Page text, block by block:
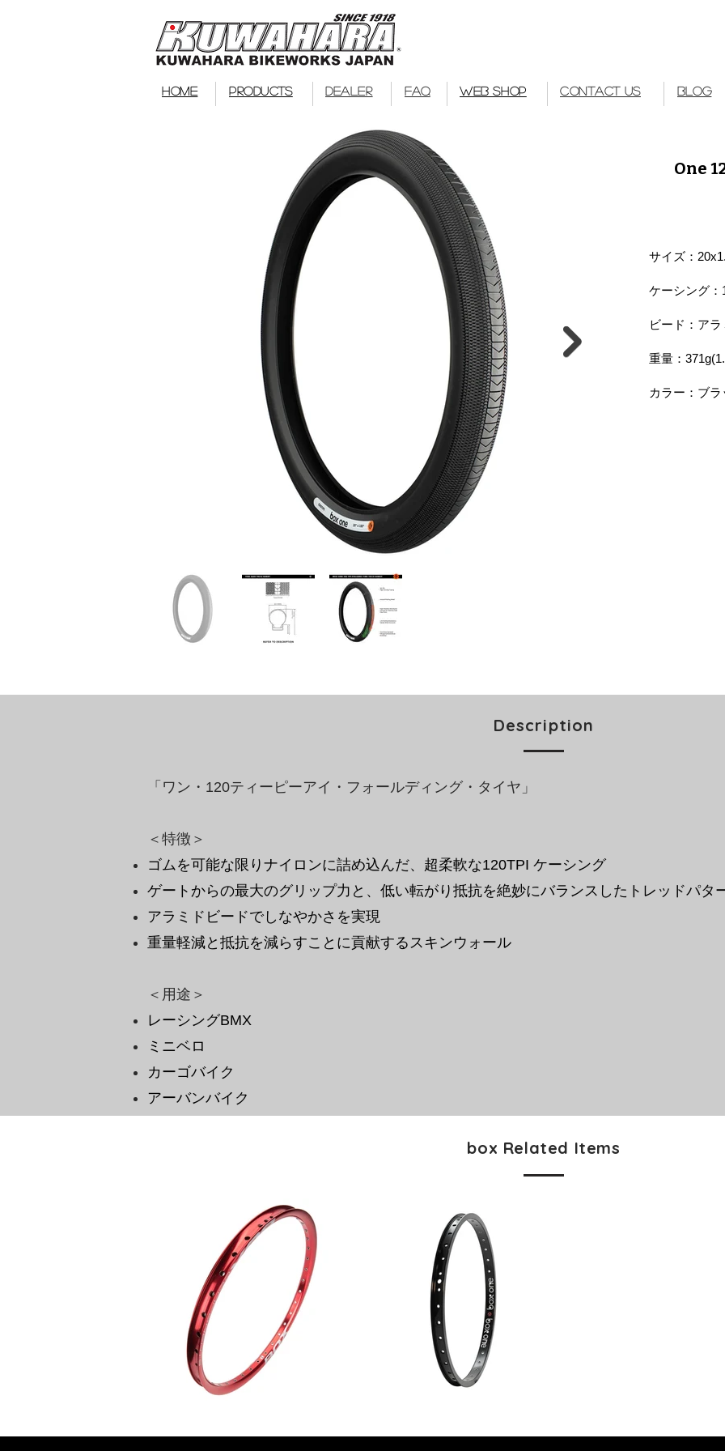
HOME PRODUCTS DEALER FAQ WEB SHOP CONTACT US BLOG
One
サイズ：​
ケーシング：
ビード：アラ
重量：
カラー：ブラ
Description
「ワン・120ティーピーアイ・フォールディング・タイヤ」
＜特徴＞
ゴムを可能な限りナイロンに詰め込んだ、超柔軟な120TPI ケーシング
ゲートからの最大のグリップ力と、低い転がり抵抗を絶妙にバランスしたトレッドパタ
アラミドビードでしなやかさを実現
​重量軽減と抵抗を減らすことに貢献するスキンウォール
​＜用途＞
レーシングBMX
ミニベロ
​カーゴバイク
​アーバンバイク
box Related Items